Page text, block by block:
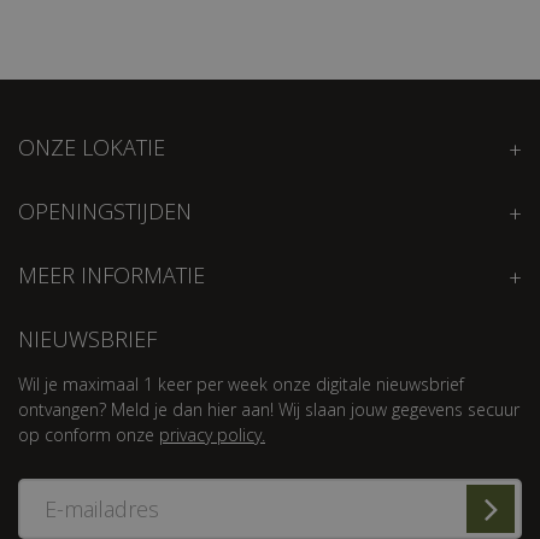
ONZE LOKATIE
OPENINGSTIJDEN
MEER INFORMATIE
NIEUWSBRIEF
Wil je maximaal 1 keer per week onze digitale nieuwsbrief
ontvangen? Meld je dan hier aan! Wij slaan jouw gegevens secuur
op conform onze privacy policy.